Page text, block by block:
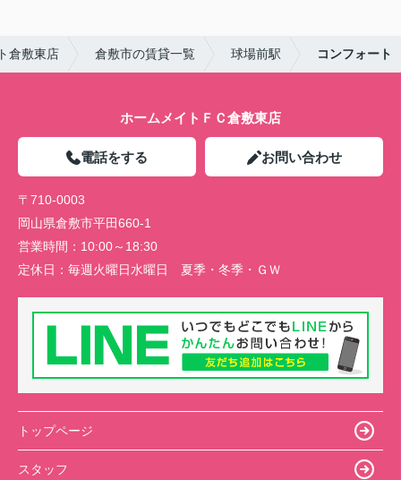
倉敷東店 倉敷市の賃貸一覧 球場前駅 コンフォート
ホームメイトＦＣ倉敷東店
電話をする お問い合わせ
〒710-0003
岡山県倉敷市平田660-1
営業時間： 10:00～18:30
定休日： 毎週火曜日水曜日 夏季・冬季・ＧＷ
トップページ
スタッフ